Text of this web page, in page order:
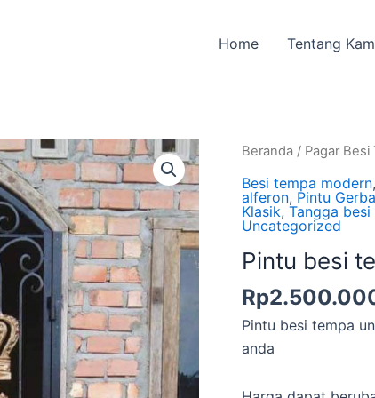
Home Tentang
Beranda / Pagar Besi
Besi tempa modern,
alferon, Pintu
Klasik, Tangga besi
Uncategorized
Pintu besi
Rp
Pintu besi tempa
anda